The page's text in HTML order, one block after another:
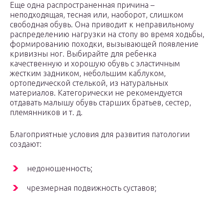
Еще одна распространенная причина –
неподходящая, тесная или, наоборот, слишком
свободная обувь. Она приводит к неправильному
распределению нагрузки на стопу во время ходьбы,
формированию походки, вызывающей появление
кривизны ног. Выбирайте для ребенка
качественную и хорошую обувь с эластичным
жестким задником, небольшим каблуком,
ортопедической стелькой, из натуральных
материалов. Категорически не рекомендуется
отдавать малышу обувь старших братьев, сестер,
племянников и т. д.
Благоприятные условия для развития патологии
создают:
недоношенность;
чрезмерная подвижность суставов;